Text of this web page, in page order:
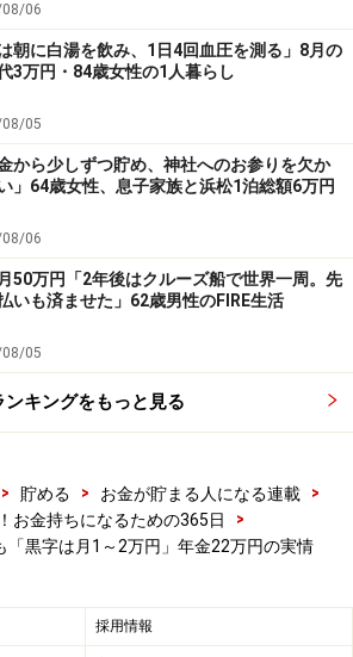
金」に関するエピソードを
について、皆さんのリアルなエピソ
い。投稿は
ーーーーーーー
は、投稿内容をもとに読みやすく再
の当時のものです
ため、内容の正確性を保証するもの
するものではありません。
る最終的なご判断はご自身の責任において
全性については十分に配慮しております
いては、必ず各金融機関やサービス提供者
さい。
06
は朝に白湯を飲み、1日4回血圧を測る」8月の
3万円・84歳女性の1人暮らし
05
金から少しずつ貯め、神社へのお参りを欠か
」64歳女性、息子家族と浜松1泊総額6万円
06
50万円「2年後はクルーズ船で世界一周。先
いも済ませた」62歳男性のFIRE生活
05
ンキングをもっと見る
> 貯める > お金が貯まる人になる連載
>
お金持ちになるための365日
>
「黒字は月1～2万円」年金22万円の実情
採用情報